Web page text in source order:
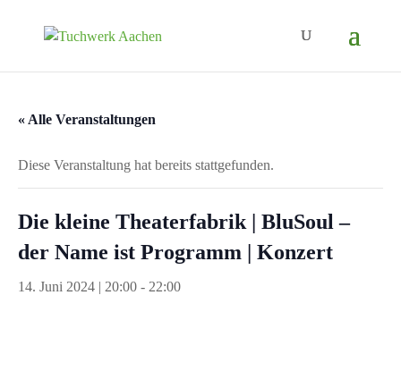
« Alle Veranstaltungen
Diese Veranstaltung hat bereits stattgefunden.
Die kleine Theaterfabrik | BluSoul –
der Name ist Programm | Konzert
14. Juni 2024 | 20:00 - 22:00